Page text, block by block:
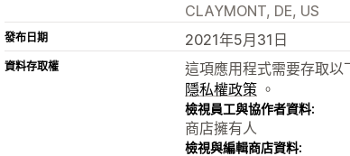
CLAYMONT, DE, US
發布日期 2021年5月31日
資料存取權
這項應用程式需要存取以
隱私權政策 。
檢視員工與協作者資料:
商店擁有人
檢視與編輯商店資料: